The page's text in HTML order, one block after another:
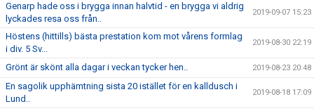
Genarp hade oss i brygga innan halvtid - en brygga vi aldrig
lyckades resa oss från..
2019-09-07 15:23
Höstens (hittills) bästa prestation kom mot vårens formlag
i div. 5 Sv...
2019-08-30 22:19
Grönt är skönt alla dagar i veckan tycker hen.. 2019-08-23 20:48
En sagolik upphämtning sista 20 istället för en kalldusch i
Lund..
2019-08-18 17:09